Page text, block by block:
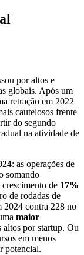
por altos e
globais. Após um
retração em 2022
cautelosos frente
do segundo
na atividade de
: as operações de
somando
crescimento de 17%
de rodadas de
2024 contra 228 no
maior
altos por startup. Ou
em menos
potencial.